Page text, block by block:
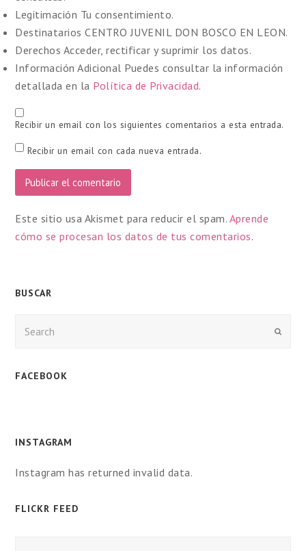
Legitimación Tu consentimiento.
Destinatarios CENTRO JUVENIL DON BOSCO EN LEON.
Derechos Acceder, rectificar y suprimir los datos.
Información Adicional Puedes consultar la información
detallada en la Política de Privacidad.
Recibir un email con los siguientes comentarios a esta entrada.
Recibir un email con cada nueva entrada.
Este sitio usa Akismet para reducir el spam. Aprende
cómo se procesan los datos de tus comentarios.
BUSCAR
Enviar
FACEBOOK
INSTAGRAM
Instagram has returned invalid data.
FLICKR FEED